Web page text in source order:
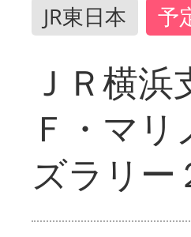
JR東日本 予
ＪＲ横
Ｆ・マ
ズラリー